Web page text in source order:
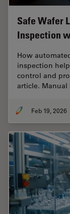
Safe Wafer
Inspection
How
inspection
control and
article.
Feb 19, 2026